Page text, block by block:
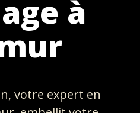
à
votre expert en